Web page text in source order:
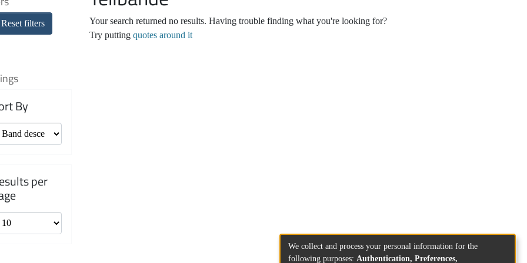
Reset filters
By
per
Your search returned no results. Having trouble finding what you're looking for?
Try putting quotes around it
We collect and process your personal information for the
following purposes: Authentication, Preferences,